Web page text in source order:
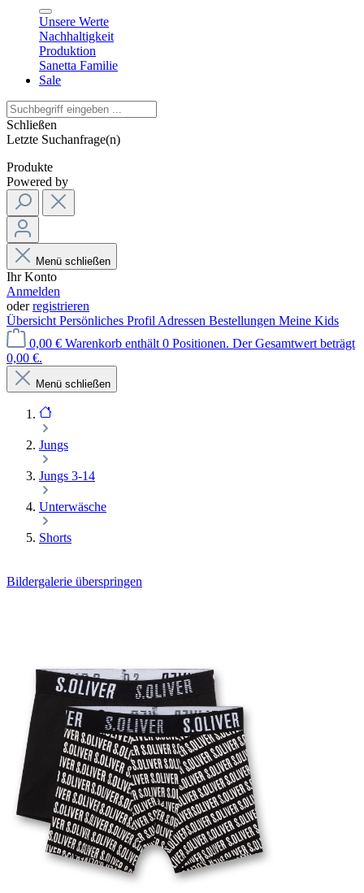
Unsere Werte
Nachhaltigkeit
Produktion
Sanetta Familie
Sale
Schließen
Letzte Suchanfrage(n)
Produkte
Powered by
Menü schließen
Ihr Konto
Anmelden
oderregistrieren
Übersicht Persönliches Profil Adressen Bestellungen Meine Kids
0,00 € Warenkorb enthält 0 Positionen. Der Gesamtwert beträgt
0,00 €.
Menü schließen
Jungs
Jungs 3-14
Unterwäsche
Shorts
Bildergalerie überspringen